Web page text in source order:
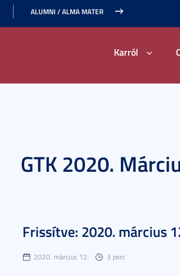
ALUMNI / ALMA MATER
Karról
GTK 2020.
Frissítve: 2020. március
2020. március 12. 3 perc